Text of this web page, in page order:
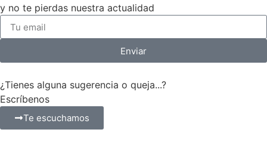
y no te pierdas nuestra actualidad
Enviar
¿Tienes alguna sugerencia o queja...?
Escríbenos
Te escuchamos